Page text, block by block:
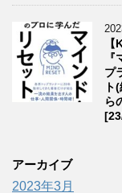
プ
ト
ら
アーカイブ
2023年3月